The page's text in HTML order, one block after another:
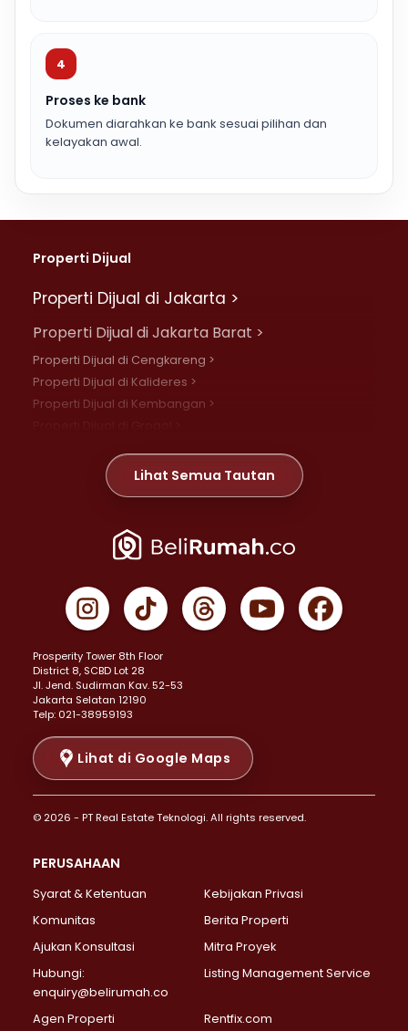
4
Proses ke bank
Dokumen diarahkan ke bank sesuai pilihan dan
kelayakan awal.
Properti Dijual
Properti Dijual di Jakarta >
Properti Dijual di Jakarta Barat >
Properti Dijual di Cengkareng >
Properti Dijual di Kalideres >
Properti Dijual di Kembangan >
Properti Dijual di Meruya >
Properti Dijual di Jelambar >
Properti Dijual di Jakarta Pusat >
Properti Dijual di Gambir >
Properti Dijual di Johar Baru >
Properti Dijual di Menteng >
Properti Dijual di Senen >
Properti Dijual di Tanah Abang >
Properti Dijual di Cikini >
Properti Dijual di Kramat >
Properti Dijual di Pasar Baru >
Properti Dijual di Bendungan Hilir >
Properti Dijual di Jakarta Selatan >
Properti Dijual di Lebak Bulus >
Properti Dijual di Gandaria Selatan >
Properti Dijual di Pondok Labu >
Properti Dijual di Lenteng Agung >
Properti Dijual di Senayan >
Properti Dijual di Pondok Pinang >
Lihat Semua Tautan
Prosperity Tower 8th Floor
District 8, SCBD Lot 28
JI. Jend. Sudirman Kav. 52-53
Jakarta Selatan 12190
Telp: 021-38959193
Lihat di Google Maps
© 2026 - PT Real Estate Teknologi. All rights reserved.
PERUSAHAAN
Syarat & Ketentuan
Kebijakan Privasi
Komunitas
Berita Properti
Ajukan Konsultasi
Mitra Proyek
Hubungi:
enquiry@belirumah.co
Listing Management Service
Agen Properti Rentfix.com